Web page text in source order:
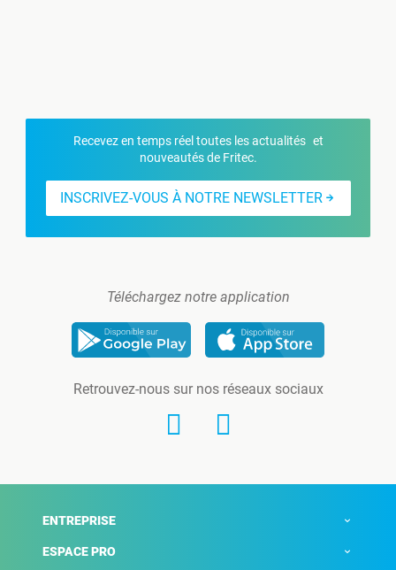
Recevez en temps réel toutes les actualités et
nouveautés de Fritec.
INSCRIVEZ-VOUS À NOTRE NEWSLETTER
Téléchargez notre application
Retrouvez-nous sur nos réseaux sociaux
ENTREPRISE
ESPACE PRO